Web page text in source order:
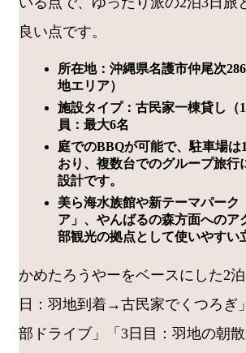
良い点です。
所在地：沖縄県名護市仲尾次
地エリア）
施設タイプ：古民家一棟貸し（
員：最大6名
庭でのBBQが可能で、駐車場は
おり、複数台でのグループ旅行
設計です。
美ら海水族館や新テーマパーク
ア」、やんばるの森方面へのア
部観光の拠点として使いやすい
かめたろうやーをベースにした2
日：羽地到着→古民家でくつろぎ
部ドライブ」「3日目：羽地の朝